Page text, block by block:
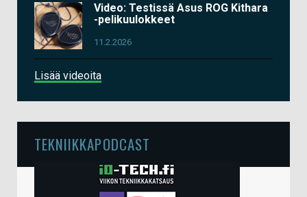
Video: Testissä Asus ROG Kithara
-pelikuulokkeet
11.2.2026
Lisää videoita
TEKNIIKKAPODCAST